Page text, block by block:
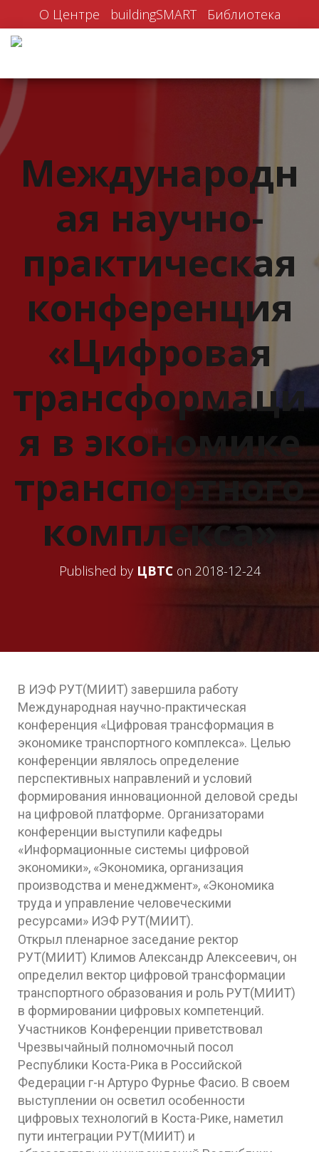
О Центре buildingSMART Библиотека
Международн
ая научно-
практическая
конференция
«Цифровая
трансформаци
я в экономике
транспортного
комплекса»
Published by ЦВТСon 2018-12-24
В ИЭФ РУТ(МИИТ) завершила работу
Международная научно-практическая
конференция «Цифровая трансформация в
экономике транспортного комплекса». Целью
конференции являлось определение
перспективных направлений и условий
формирования инновационной деловой среды
на цифровой платформе. Организаторами
конференции выступили кафедры
«Информационные системы цифровой
экономики», «Экономика, организация
производства и менеджмент», «Экономика
труда и управление человеческими
ресурсами» ИЭФ РУТ(МИИТ).
Открыл пленарное заседание ректор
РУТ(МИИТ) Климов Александр Алексеевич, он
определил вектор цифровой трансформации
транспортного образования и роль РУТ(МИИТ)
в формировании цифровых компетенций.
Участников Конференции приветствовал
Чрезвычайный полномочный посол
Республики Коста-Рика в Российской
Федерации г-н Артуро Фурнье Фасио. В своем
выступлении он осветил особенности
цифровых технологий в Коста-Рике, наметил
пути интеграции РУТ(МИИТ) и